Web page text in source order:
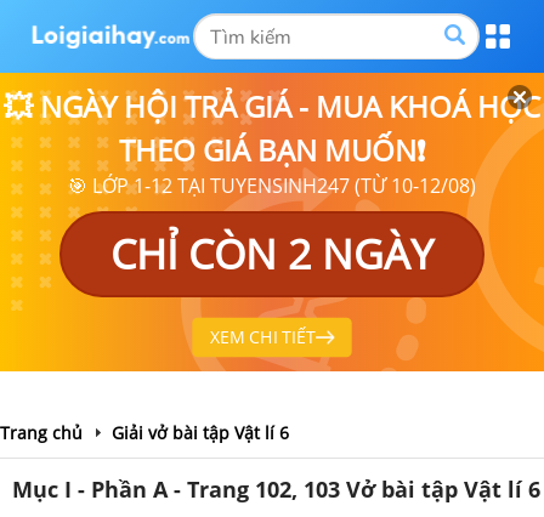
💥 NGÀY HỘI TRẢ GIÁ - MUA KHOÁ HỌC
THEO GIÁ BẠN MUỐN❗
🎯 LỚP 1-12 TẠI TUYENSINH247 (TỪ 10-12/08)
CHỈ CÒN 2 NGÀY
XEM CHI TIẾT
Trang chủ Giải vở bài tập Vật lí 6
Mục I - Phần A - Trang 102, 103 Vở bài tập Vật lí 6